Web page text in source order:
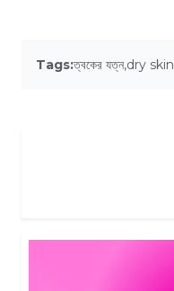
Tags:ত্বকের যত্ন,dry skin